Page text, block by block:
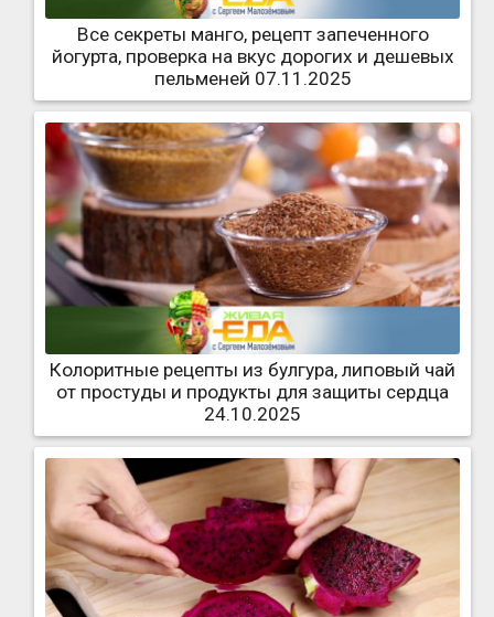
Все секреты манго, рецепт запеченного
йогурта, проверка на вкус дорогих и дешевых
пельменей 07.11.2025
Колоритные рецепты из булгура, липовый чай
от простуды и продукты для защиты сердца
24.10.2025